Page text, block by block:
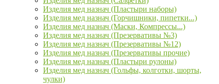
Изделия мед назнач (Пластыри наборы)
Изделия мед назнач (Горчишники, пипетки...)
Изделия мед назнач (Маски, Компрессы...)
Изделия мед назнач (Презервативы №3)
Изделия мед назнач (Презервативы №12)
Изделия мед назнач (Презервативы прочие)
Изделия мед назнач (Пластыри рулоны)
Изделия мед назнач (Гольфы, колготки, шорты,
чулки)